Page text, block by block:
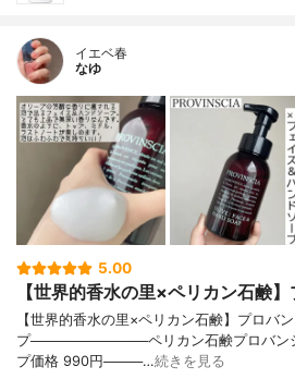
イエベ春
なゆ
5.00
【世界的香水の里×ペリカン石鹸
【世界的香水の里×ペリカン石鹸】プロバ
プ────────────ペリカン石鹸プロバン
プ価格 990円────…続きを見る